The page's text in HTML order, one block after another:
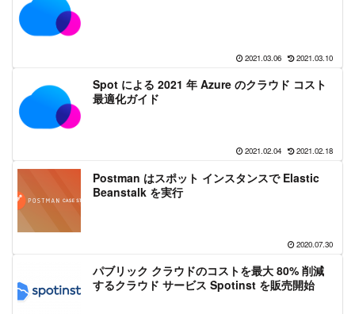
2021.03.06 2021.03.10
Spot による 2021 年 Azure のクラウド コスト
最適化ガイド
2021.02.04 2021.02.18
Postman はスポット インスタンスで Elastic
Beanstalk を実行
2020.07.30
パブリック クラウドのコストを最大 80% 削減
するクラウド サービス Spotinst を販売開始